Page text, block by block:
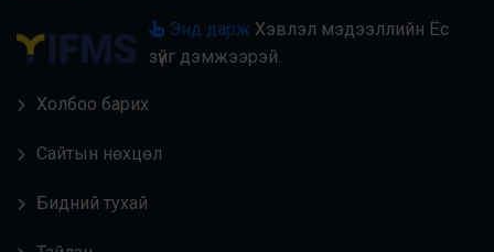
Энд дарж Хэвлэл мэдээллийн Ёс
зүйг дэмжээрэй.
Холбоо барих
Сайтын нөхцөл
Бидний тухай